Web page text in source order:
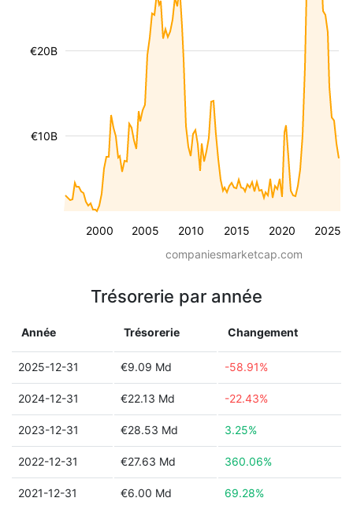
2000 2005 2010 2015 2020 2025
€10B
€20B
companiesmarketcap.com
Trésorerie par année
Année Trésorerie Changement
2025-12-31 €9.09 Md -58.91%
2024-12-31 €22.13 Md -22.43%
2023-12-31 €28.53 Md 3.25%
2022-12-31 €27.63 Md 360.06%
2021-12-31 €6.00 Md 69.28%